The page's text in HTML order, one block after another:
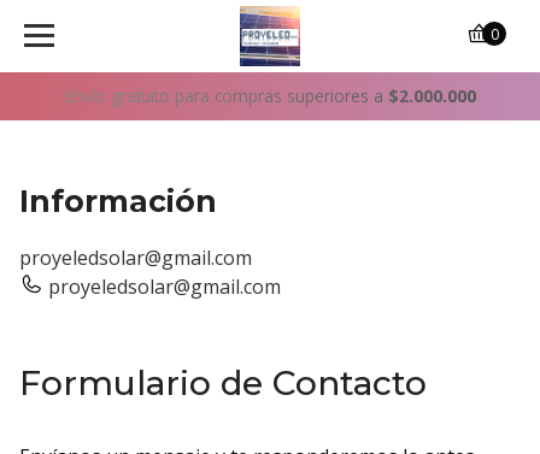
Envío gratuito para compras superiores a $2.000.000
0
Información
proyeledsolar@gmail.com
proyeledsolar@gmail.com
Formulario de Contacto